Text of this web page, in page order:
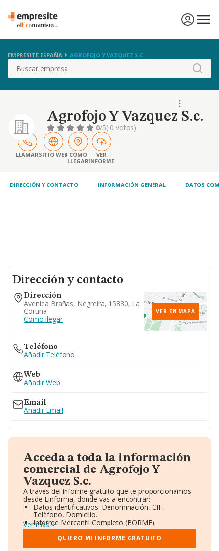
EMPRESITE ESPAÑA AGROFOJO Y VAZQUEZ S.C.
Buscar
Agrofojo Y Vazquez S.c.
0/5( 0 votos)
LLAMARSITIO WEB CÓMO
LLEGAR
VER
INFORME
DIRECCIÓN Y CONTACTO INFORMACIÓN GENERAL DATOS
Dirección y contacto
Dirección
Avenida Brañas, Negreira, 15830, La
Coruña
Como llegar
VER EN MAPA
Teléfono
Añadir Teléfono
Web
Añadir Web
Email
Añadir Email
Acceda a toda la información
comercial de Agrofojo Y
Vazquez S.c.
A través del informe gratuito que te proporcionamos
desde Einforma, donde vas a encontrar:
Datos identificativos: Denominación, CIF,
Teléfono, Domicilio.
Informe Mercantil Completo (BORME).
Gráficos de Evolución Ventas y Empleados.
Consejo de Administración y Administradores.
Directivos y Ejecutivos.
Ver más
QUIERO MI INFORME GRATUITO